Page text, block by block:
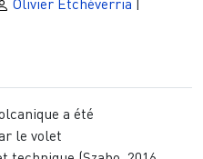
a été
le volet